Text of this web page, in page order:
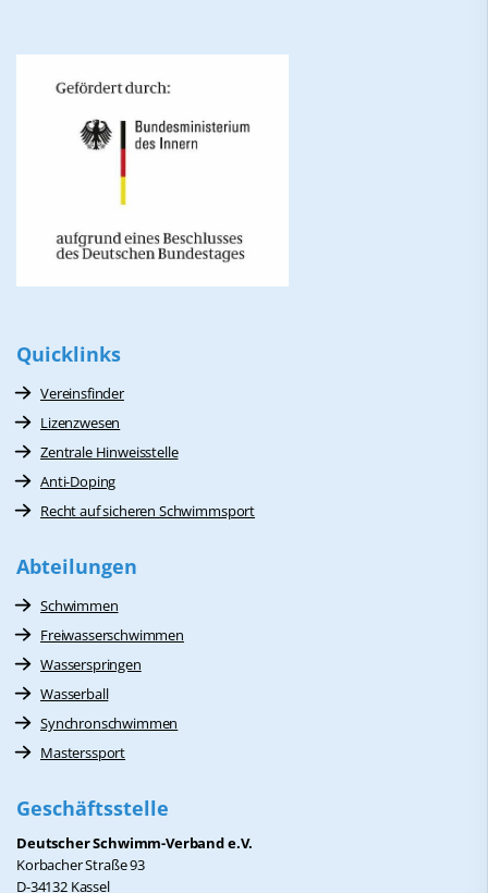
Quicklinks
Vereinsfinder
Lizenzwesen
Zentrale Hinweisstelle
Anti-Doping
Recht auf sicheren Schwimmsport
Abteilungen
Schwimmen
Freiwasserschwimmen
Wasserspringen
Wasserball
Synchronschwimmen
Masterssport
Geschäftsstelle
Deutscher Schwimm-Verband e.V.
Korbacher Straße 93
D-34132 Kassel